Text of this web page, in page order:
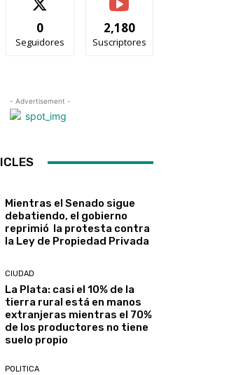
0
Seguidores
2,180
Suscriptores
- Advertisement -
Mientras el Senado sigue
debatiendo, el gobierno
reprimió la protesta contra
la Ley de Propiedad Privada
CIUDAD
La Plata: casi el 10% de la
tierra rural está en manos
extranjeras mientras el 70%
de los productores no tiene
suelo propio
POLITICA